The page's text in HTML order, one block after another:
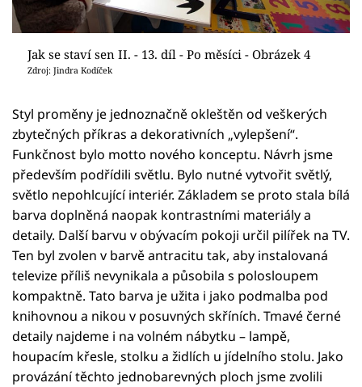
Jak se staví sen II. - 13. díl - Po měsíci - Obrázek 4
Zdroj: Jindra Kodíček
Styl proměny je jednoznačně okleštěn od veškerých
zbytečných příkras a dekorativních „vylepšení“.
Funkčnost bylo motto nového konceptu. Návrh jsme
především podřídili světlu. Bylo nutné vytvořit světlý,
světlo nepohlcující interiér. Základem se proto stala bílá
barva doplněná naopak kontrastními materiály a
detaily. Další barvu v obývacím pokoji určil pilířek na TV.
Ten byl zvolen v barvě antracitu tak, aby instalovaná
televize příliš nevynikala a působila s polosloupem
kompaktně. Tato barva je užita i jako podmalba pod
knihovnou a nikou v posuvných skříních. Tmavé černé
detaily najdeme i na volném nábytku – lampě,
houpacím křesle, stolku a židlích u jídelního stolu. Jako
provázání těchto jednobarevných ploch jsme zvolili